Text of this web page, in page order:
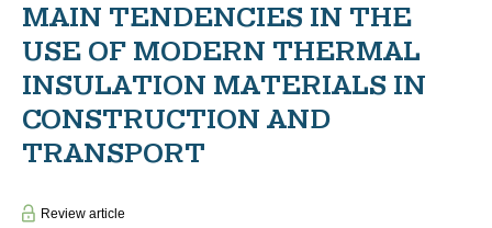
MAIN TENDENCIES IN THE
USE OF MODERN THERMAL
INSULATION MATERIALS IN
CONSTRUCTION AND
TRANSPORT
Review article